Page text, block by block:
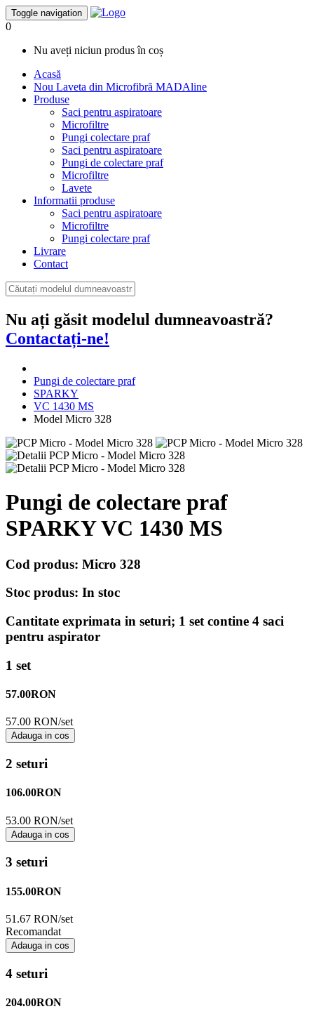
Toggle navigation
0
Nu aveți niciun produs în coș
Acasă
Nou Laveta din Microfibră MADAline
Produse
Saci pentru aspiratoare
Microfiltre
Pungi colectare praf
Saci pentru aspiratoare
Pungi de colectare praf
Microfiltre
Lavete
Informatii produse
Saci pentru aspiratoare
Microfiltre
Pungi colectare praf
Livrare
Contact
Nu ați găsit modelul dumneavoastră?
Contactați-ne!
Pungi de colectare praf
SPARKY
VC 1430 MS
Model Micro 328
Pungi de colectare praf
SPARKY VC 1430 MS
Cod produs: Micro 328
Stoc produs: In stoc
Cantitate exprimata in seturi; 1 set contine 4 saci
pentru aspirator
1 set
57.00RON
57.00 RON/set
Adauga in cos
2 seturi
106.00RON
53.00 RON/set
Adauga in cos
3 seturi
155.00RON
51.67 RON/set
Recomandat
Adauga in cos
4 seturi
204.00RON